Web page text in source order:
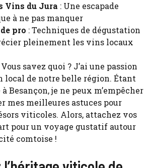
Vins du Jura : Une escapade
à ne pas manquer
pro : Techniques de dégustation
pleinement les vins locaux
savez quoi ? J’ai une passion
local de notre belle région. Étant
Besançon, je ne peux m’empêcher
mes meilleures astuces pour
viticoles. Alors, attachez vos
pour un voyage gustatif autour
comtoise !